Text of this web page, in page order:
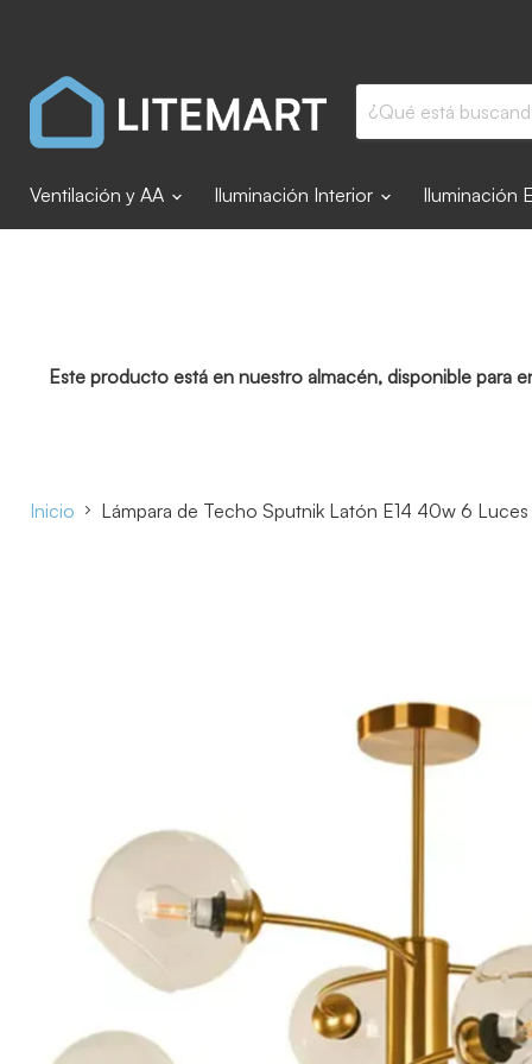
Ventilación y AA Iluminación Interior Iluminación
Este producto está en nuestro almacén, disponible para
Inicio Lámpara de Techo Sputnik Latón E14 40w 6 Luces